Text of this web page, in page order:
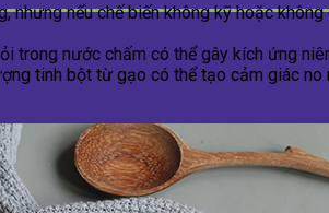
nhưng nếu chế biến không kỹ hoặc
trong nước chấm có thể gây kích ứng
tinh bột từ gạo có thể tạo cảm giác